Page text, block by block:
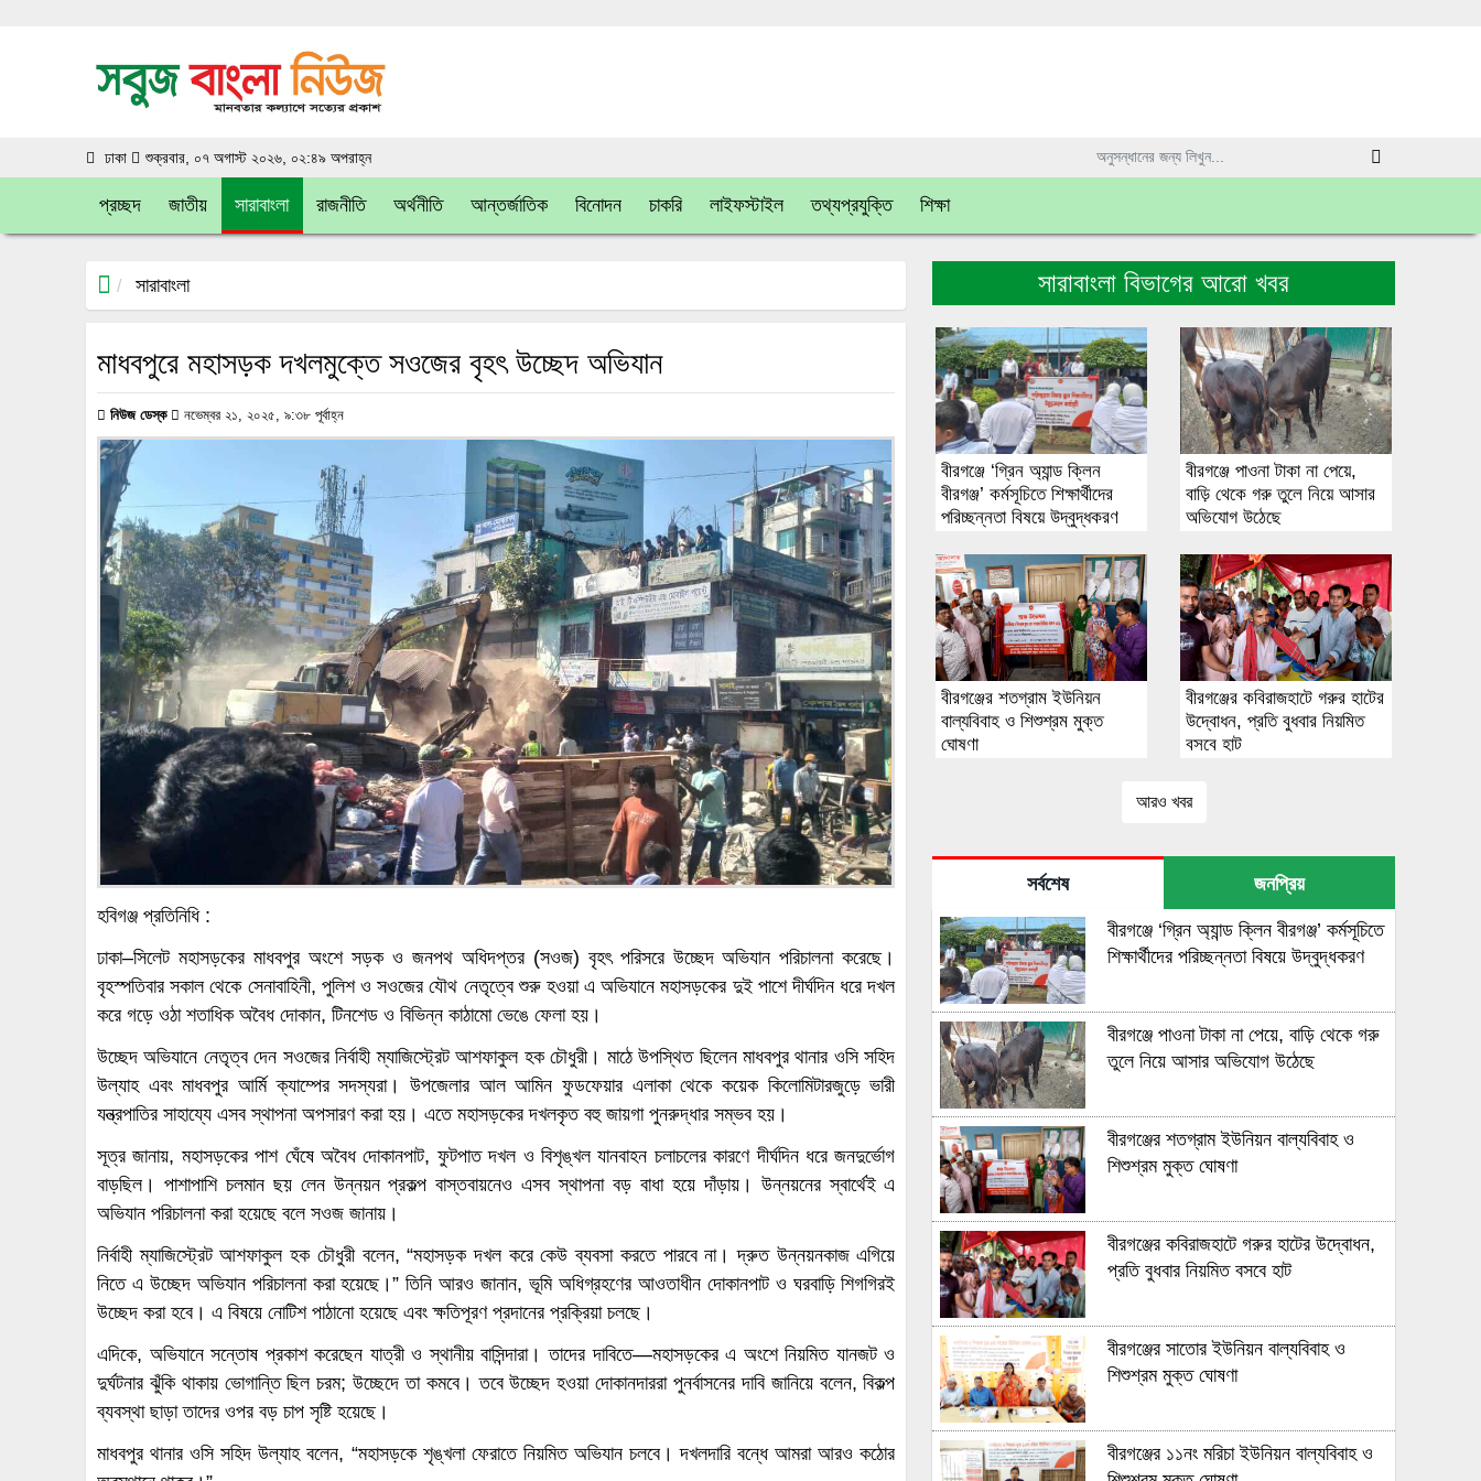
ঢাকা শুক্রবার, ০৭ অগাস্ট ২০২৬, ০২:৪৯ অপরাহ্ন
প্রচ্ছদ জাতীয় সারাবাংলা রাজনীতি অর্থনীতি আন্তর্জাতিক বিনোদন চাকরি লাইফস্টাইল তথ্যপ্রযুক্তি শিক্ষা
সারাবাংলা
মাধবপুরে মহাসড়ক দখলমুক্তে সওজের বৃহৎ উচ্ছেদ অভিযান
নিউজ ডেস্ক নভেম্বর ২১, ২০২৫, ৯:৩৮ পূর্বাহ্ন
হবিগঞ্জ প্রতিনিধি :
ঢাকা–সিলেট মহাসড়কের মাধবপুর অংশে সড়ক ও জনপথ অধিদপ্তর (সওজ) বৃহৎ পরিসরে উচ্ছেদ অভিযান পরিচালনা করেছে।
বৃহস্পতিবার সকাল থেকে সেনাবাহিনী, পুলিশ ও সওজের যৌথ নেতৃত্বে শুরু হওয়া এ অভিযানে মহাসড়কের দুই পাশে দীর্ঘদিন ধরে দখল
করে গড়ে ওঠা শতাধিক অবৈধ দোকান, টিনশেড ও বিভিন্ন কাঠামো ভেঙে ফেলা হয়।
উচ্ছেদ অভিযানে নেতৃত্ব দেন সওজের নির্বাহী ম্যাজিস্ট্রেট আশফাকুল হক চৌধুরী। মাঠে উপস্থিত ছিলেন মাধবপুর থানার ওসি সহিদ
উল্যাহ এবং মাধবপুর আর্মি ক্যাম্পের সদস্যরা। উপজেলার আল আমিন ফুডফেয়ার এলাকা থেকে কয়েক কিলোমিটারজুড়ে ভারী
যন্ত্রপাতির সাহায্যে এসব স্থাপনা অপসারণ করা হয়। এতে মহাসড়কের দখলকৃত বহু জায়গা পুনরুদ্ধার সম্ভব হয়।
সূত্র জানায়, মহাসড়কের পাশ ঘেঁষে অবৈধ দোকানপাট, ফুটপাত দখল ও বিশৃঙ্খল যানবাহন চলাচলের কারণে দীর্ঘদিন ধরে জনদুর্ভোগ
বাড়ছিল। পাশাপাশি চলমান ছয় লেন উন্নয়ন প্রকল্প বাস্তবায়নেও এসব স্থাপনা বড় বাধা হয়ে দাঁড়ায়। উন্নয়নের স্বার্থেই এ
অভিযান পরিচালনা করা হয়েছে বলে সওজ জানায়।
নির্বাহী ম্যাজিস্ট্রেট আশফাকুল হক চৌধুরী বলেন, “মহাসড়ক দখল করে কেউ ব্যবসা করতে পারবে না। দ্রুত উন্নয়নকাজ এগিয়ে
নিতে এ উচ্ছেদ অভিযান পরিচালনা করা হয়েছে।” তিনি আরও জানান, ভূমি অধিগ্রহণের আওতাধীন দোকানপাট ও ঘরবাড়ি শিগগিরই
উচ্ছেদ করা হবে। এ বিষয়ে নোটিশ পাঠানো হয়েছে এবং ক্ষতিপূরণ প্রদানের প্রক্রিয়া চলছে।
এদিকে, অভিযানে সন্তোষ প্রকাশ করেছেন যাত্রী ও স্থানীয় বাসিন্দারা। তাদের দাবিতে—মহাসড়কের এ অংশে নিয়মিত যানজট ও
দুর্ঘটনার ঝুঁকি থাকায় ভোগান্তি ছিল চরম; উচ্ছেদে তা কমবে। তবে উচ্ছেদ হওয়া দোকানদাররা পুনর্বাসনের দাবি জানিয়ে বলেন, বিকল্প
ব্যবস্থা ছাড়া তাদের ওপর বড় চাপ সৃষ্টি হয়েছে।
মাধবপুর থানার ওসি সহিদ উল্যাহ বলেন, “মহাসড়কে শৃঙ্খলা ফেরাতে নিয়মিত অভিযান চলবে। দখলদারি বন্ধে আমরা আরও কঠোর
সারাবাংলা বিভাগের আরো খবর
বীরগঞ্জে ‘গ্রিন অ্যান্ড ক্লিন
বীরগঞ্জ’ কর্মসূচিতে শিক্ষার্থীদের
পরিচ্ছন্নতা বিষয়ে উদ্বুদ্ধকরণ
বীরগঞ্জে পাওনা টাকা না পেয়ে,
বাড়ি থেকে গরু তুলে নিয়ে আসার
অভিযোগ উঠেছে
বীরগঞ্জের শতগ্রাম ইউনিয়ন
বাল্যবিবাহ ও শিশুশ্রম মুক্ত
ঘোষণা
বীরগঞ্জের কবিরাজহাটে গরুর হাটের
উদ্বোধন, প্রতি বুধবার নিয়মিত
বসবে হাট
আরও খবর
সর্বশেষ জনপ্রিয়
বীরগঞ্জে ‘গ্রিন অ্যান্ড ক্লিন বীরগঞ্জ’ কর্মসূচিতে
শিক্ষার্থীদের পরিচ্ছন্নতা বিষয়ে উদ্বুদ্ধকরণ
বীরগঞ্জে পাওনা টাকা না পেয়ে, বাড়ি থেকে গরু
তুলে নিয়ে আসার অভিযোগ উঠেছে
বীরগঞ্জের শতগ্রাম ইউনিয়ন বাল্যবিবাহ ও
শিশুশ্রম মুক্ত ঘোষণা
বীরগঞ্জের কবিরাজহাটে গরুর হাটের উদ্বোধন,
প্রতি বুধবার নিয়মিত বসবে হাট
বীরগঞ্জের সাতোর ইউনিয়ন বাল্যবিবাহ ও
শিশুশ্রম মুক্ত ঘোষণা
বীরগঞ্জের ১১নং মরিচা ইউনিয়ন বাল্যবিবাহ ও